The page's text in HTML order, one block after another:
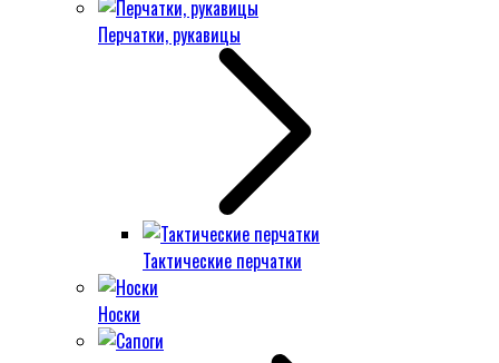
Перчатки, рукавицы
Тактические перчатки
Носки